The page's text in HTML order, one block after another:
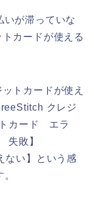
いが滞っていな
カードが使える
トカードが使え
クレジ
カード エラ
失敗】
ない】という感